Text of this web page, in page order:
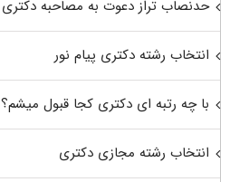
حدنصاب تراز دعوت به مصاحبه دکتری
انتخاب رشته دکتری پیام نور
با چه رتبه ای دکتری کجا قبول میشم؟
انتخاب رشته مجازی دکتری